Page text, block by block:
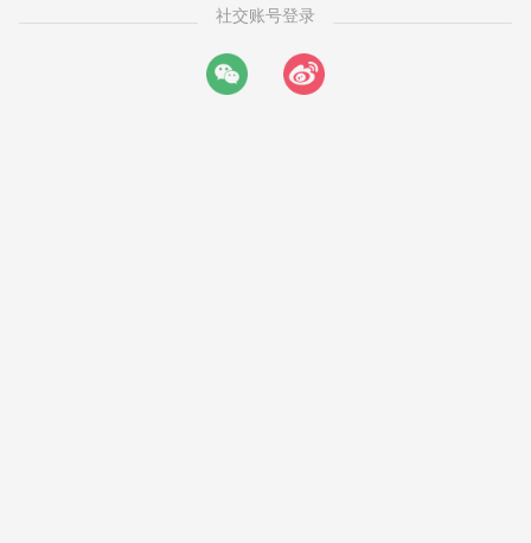
社交账号登录